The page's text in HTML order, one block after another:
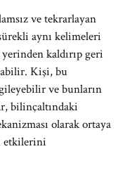
ve tekrarlayan
aynı kelimeleri
kaldırıp geri
Kişi, bu
ve bunların
bilinçaltındaki
olarak ortaya
etkilerini